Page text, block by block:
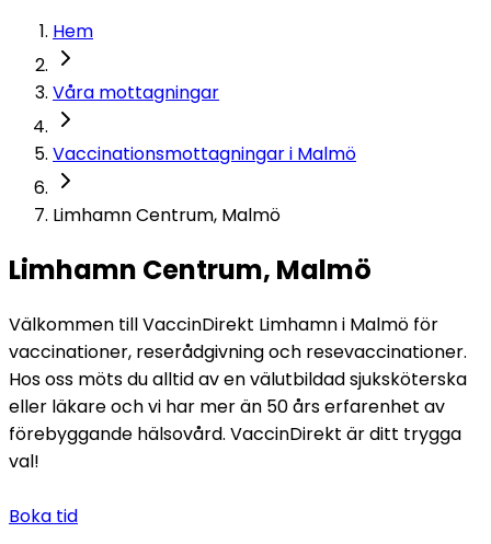
Hem
Våra mottagningar
Vaccinationsmottagningar i Malmö
Limhamn Centrum, Malmö
Limhamn Centrum, Malmö
Välkommen till VaccinDirekt Limhamn i Malmö för
vaccinationer, reserådgivning och resevaccinationer.
Hos oss möts du alltid av en välutbildad sjuksköterska
eller läkare och vi har mer än 50 års erfarenhet av
förebyggande hälsovård. VaccinDirekt är ditt trygga
val!
Boka tid